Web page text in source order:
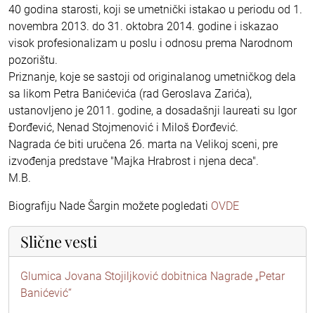
40 godina starosti, koji se umetnički istakao u periodu od 1.
novembra 2013. do 31. oktobra 2014. godine i iskazao
visok profesionalizam u poslu i odnosu prema Narodnom
pozorištu.
Priznanje, koje se sastoji od originalanog umetničkog dela
sa likom Petra Banićevića (rad Geroslava Zarića),
ustanovljeno je 2011. godine, a dosadašnji laureati su Igor
Đorđević, Nenad Stojmenović i Miloš Đorđević.
Nagrada će biti uručena 26. marta na Velikoj sceni, pre
izvođenja predstave "Majka Hrabrost i njena deca".
M.B.
Biografiju Nade Šargin možete pogledati OVDE
Slične vesti
Glumica Jovana Stojiljković dobitnica Nagrade „Petar
Banićević“